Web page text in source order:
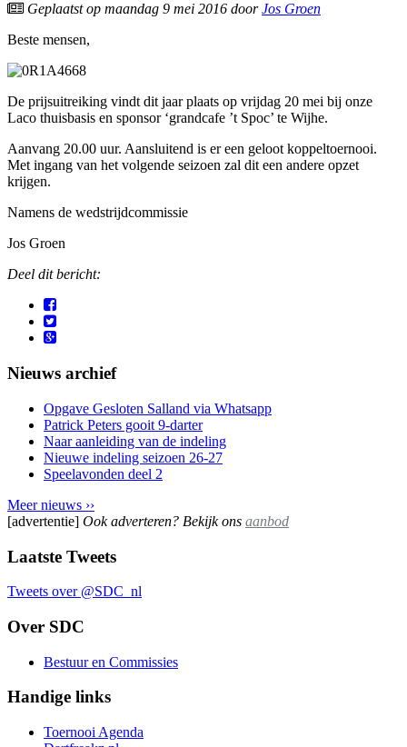
Geplaatst op maandag 9 mei 2016 doorJos Groen
Beste mensen,
De prijsuitreiking vindt dit jaar plaats op vrijdag 20 mei bij onze
Laco thuisbasis en sponsor ‘grandcafe ’t Spoc’ te Wijhe.
Aanvang 20.00 uur. Aansluitend is er een geloot koppeltoernooi.
Met ingang van het volgende seizoen zal dit een andere opzet
krijgen.
Namens de wedstrijdcommissie
Jos Groen
Deel dit bericht:
Nieuws archief
Opgave Gesloten Salland via Whatsapp
Patrick Peters gooit 9-darter
Naar aanleiding van de indeling
Nieuwe indeling seizoen 26-27
Speelavonden deel 2
Meer nieuws ››
[advertentie] Ook adverteren? Bekijk ons aanbod
Laatste Tweets
Tweets over @SDC_nl
Over SDC
Bestuur en Commissies
Handige links
Toernooi Agenda